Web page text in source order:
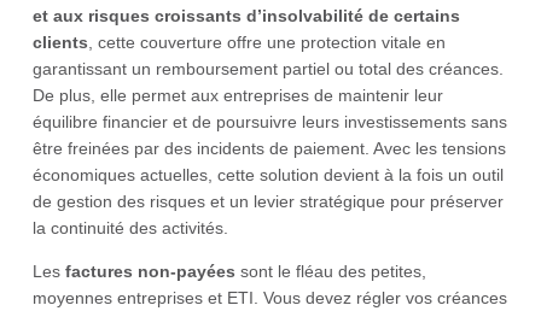
et aux risques croissants d’insolvabilité de certains
clients , cette couverture offre une protection vitale en
garantissant un remboursement partiel ou total des créances.
De plus, elle permet aux entreprises de maintenir leur
équilibre financier et de poursuivre leurs investissements sans
être freinées par des incidents de paiement. Avec les tensions
économiques actuelles, cette solution devient à la fois un outil
de gestion des risques et un levier stratégique pour préserver
la continuité des activités.
Les factures non-payées sont le fléau des petites,
moyennes entreprises et ETI. Vous devez régler vos créances